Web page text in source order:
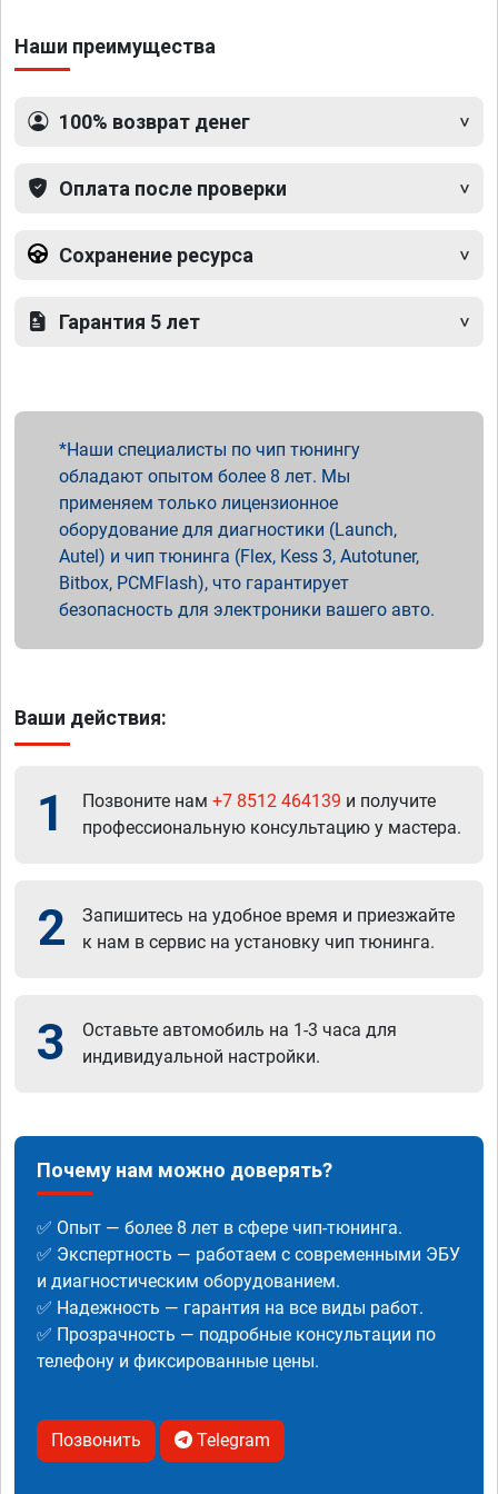
Наши преимущества
100% возврат денег
Оплата после проверки
Сохранение ресурса
Гарантия 5 лет
Наши специалисты по чип тюнингу
обладают опытом более 8 лет. Мы
применяем только лицензионное
оборудование для диагностики (Launch,
Autel) и чип тюнинга (Flex, Kess 3, Autotuner,
Bitbox, PCMFlash), что гарантирует
безопасность для электроники вашего авто.
Ваши действия:
1 Позвоните нам +7 8512 464139 и получите
профессиональную консультацию у мастера.
2
Запишитесь на удобное время и приезжайте
к нам в сервис на установку чип тюнинга.
3
Оставьте автомобиль на 1-3 часа для
индивидуальной настройки.
Почему нам можно доверять?
✅ Опыт — более 8 лет в сфере чип-тюнинга.
✅ Экспертность — работаем с современными ЭБУ
и диагностическим оборудованием.
✅ Надежность — гарантия на все виды работ.
✅ Прозрачность — подробные консультации по
телефону и фиксированные цены.
Позвонить Telegram